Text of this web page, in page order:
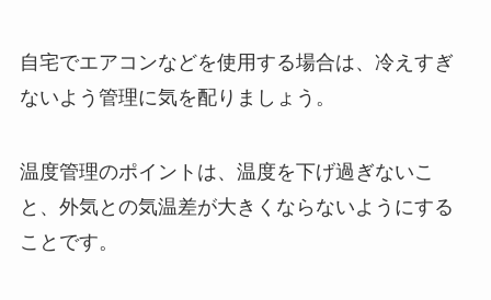
自宅でエアコンなどを使用する場合は、冷えすぎ
ないよう管理に気を配りましょう。
温度管理のポイントは、温度を下げ過ぎないこ
と、外気との気温差が大きくならないようにする
ことです。